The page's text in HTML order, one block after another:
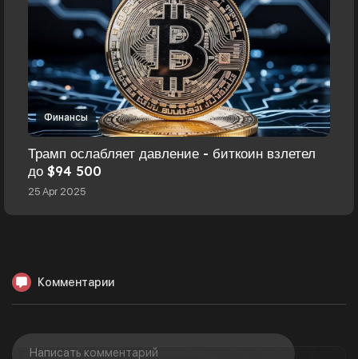
Финансы
Трамп ослабляет давление - биткоин взлетел
до $94 500
25 Apr 2025
Комментарии